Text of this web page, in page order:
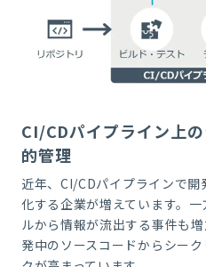
CI/CDパイプライン上
的管理
近年、CI/CDパイプラインで
化する企業が増えています。
ルから情報が流出する事件も
発中のソースコードからシー